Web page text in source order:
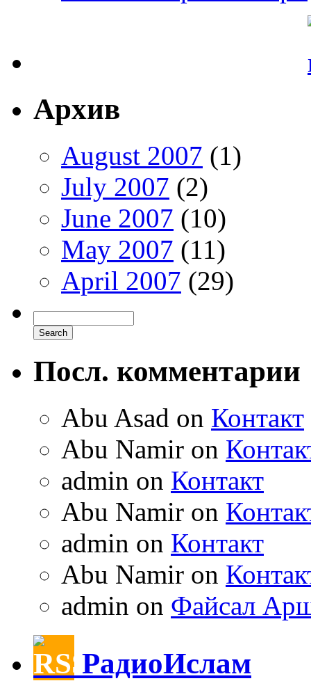
Архив
August 2007 (1)
July 2007 (2)
June 2007 (10)
May 2007 (11)
April 2007 (29)
Посл. комментарии
Abu Asad on Контакт
Abu Namir on
admin on Контакт
Abu Namir on
admin on Контакт
Abu Namir on
admin on Файсал
РадиоИслам